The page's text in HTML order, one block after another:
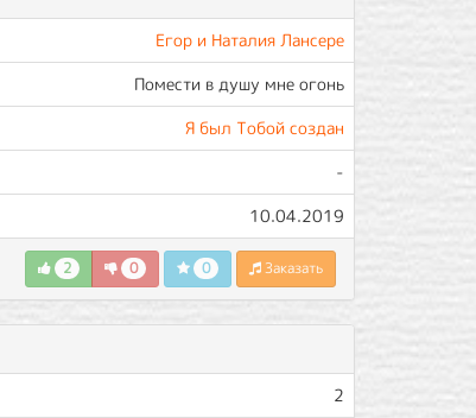
Егор и Наталия Лансере
Помести в душу мне огонь
Я был Тобой создан
-
10.04.2019
2 0 0 Заказать
2